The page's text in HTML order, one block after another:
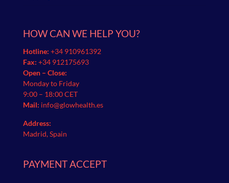
HOW CAN WE HELP YOU?
Hotline: +34 910961392
Fax: +34 912175693
Open – Close:
Monday to Friday
9:00 – 18:00 CET
Mail: info@glowhealth.es
Address:
Madrid, Spain
PAYMENT ACCEPT